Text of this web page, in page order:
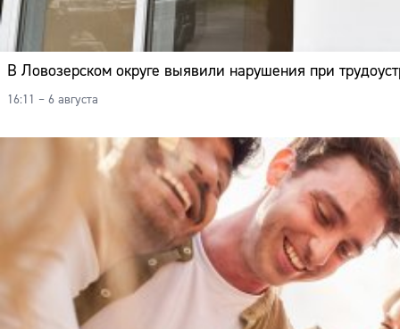
В Ловозерском округе выявили нарушения при
16:11 – 6 августа